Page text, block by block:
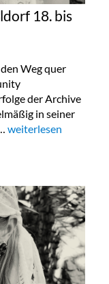
18. bis
Weg quer
der Archive
in seiner
„Lala Berlin Flash
weiterlesen